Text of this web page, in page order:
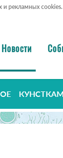
и рекламных
Новости